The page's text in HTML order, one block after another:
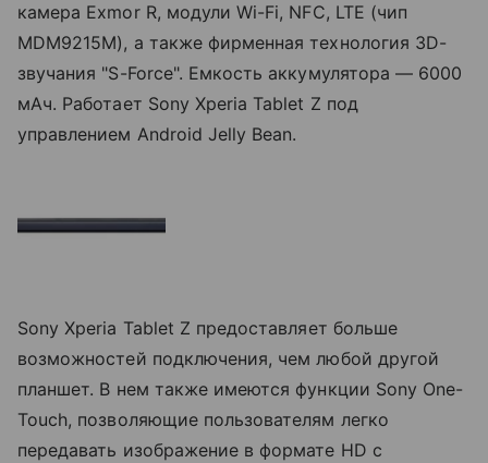
камера Exmor R, модули Wi-Fi, NFC, LTE (чип
MDM9215M), а также фирменная технология 3D-
звучания "S-Force". Емкость аккумулятора — 6000
мАч. Работает Sony Xperia Tablet Z под
управлением Android Jelly Bean.
Sony Xperia Tablet Z предоставляет больше
возможностей подключения, чем любой другой
планшет. В нем также имеются функции Sony One-
Touch, позволяющие пользователям легко
передавать изображение в формате HD с